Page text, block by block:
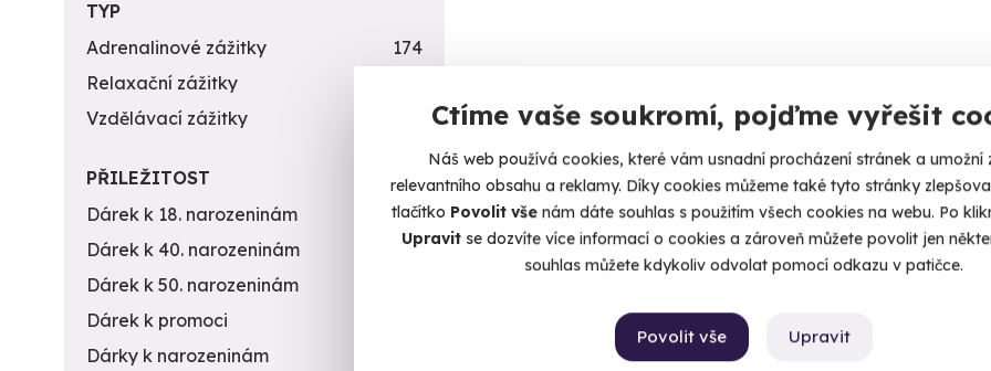
Ctíme vaše soukromí, pojďme vyřešit
Náš web používá cookies, které vám usnadní procházení stránek a umožní
relevantního obsahu a reklamy. Díky cookies můžeme také tyto stránky
tlačítko Povolit vše nám dáte souhlas s použitím všech cookies na webu. Po
Upravitse dozvíte více informací o cookies a zároveň můžete povolit jen
souhlas můžete kdykoliv odvolat pomocí odkazu v patičce.
Upravit
Povolit vše
TYP
Adrenalinové zážitky
174
Relaxační zážitky
Vzdělávací zážitky
PŘILEŽITOST
Dárek k 18. narozeninám
256
Dárek k 40. narozeninám
453
Dárek k 50. narozeninám
Dárek k promoci
Dárky k narozeninám